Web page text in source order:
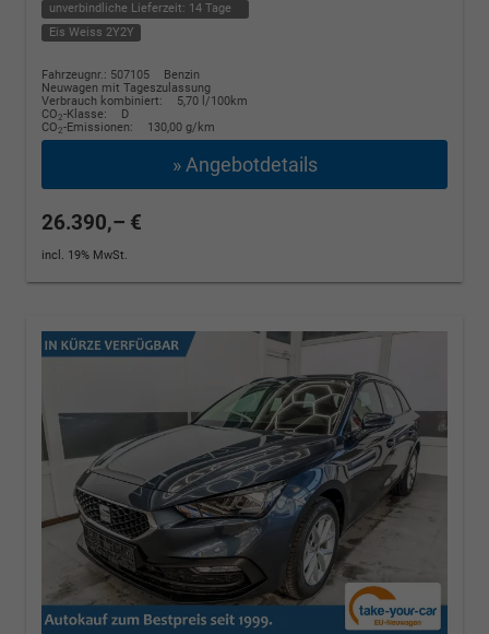
unverbindliche Lieferzeit: 14 Tage
Eis Weiss 2Y2Y
Fahrzeugnr.: 507105
Benzin
Neuwagen mit Tageszulassung
Verbrauch kombiniert:
5,70 l/100km
CO2-Klasse:
D
CO2-Emissionen: 130,00 g/km
» Angebotdetails
26.390,– €
incl. 19% MwSt.